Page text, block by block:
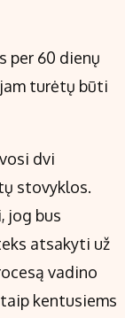
per 60 dienų
turėtų būti
dvi
stovyklos.
jog bus
atsakyti už
vadino
kentusiems